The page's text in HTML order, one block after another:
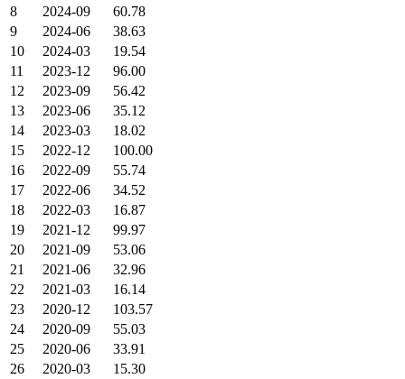
8
2024-09
60.78
9
2024-06
38.63
10
2024-03
19.54
11
2023-12
96.00
12
2023-09
56.42
13
2023-06
35.12
14
2023-03
18.02
15
2022-12
100.00
16
2022-09
55.74
17
2022-06
34.52
18
2022-03
16.87
19
2021-12
99.97
20
2021-09
53.06
21
2021-06
32.96
22
2021-03
16.14
23
2020-12
103.57
24
2020-09
55.03
25
2020-06
33.91
26
2020-03
15.30